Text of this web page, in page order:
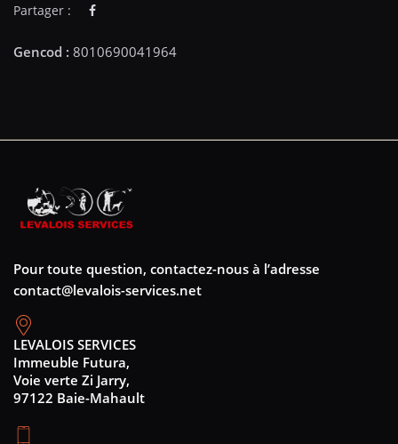
Partager :
Pour toute question, contactez-nous à l’adresse
contact@levalois-services.net
LEVALOIS SERVICES
Immeuble Futura,
Voie verte Zi Jarry,
97122 Baie-Mahault